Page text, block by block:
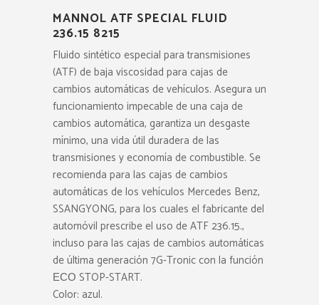
MANNOL ATF SPECIAL FLUID
236.15 8215
Fluido sintético especial para transmisiones
(ATF) de baja viscosidad para cajas de
cambios automáticas de vehículos. Asegura un
funcionamiento impecable de una caja de
cambios automática, garantiza un desgaste
mínimo, una vida útil duradera de las
transmisiones y economía de combustible. Se
recomienda para las cajas de cambios
automáticas de los vehículos Mercedes Benz,
SSANGYONG, para los cuales el fabricante del
automóvil prescribe el uso de ATF 236.15.,
incluso para las cajas de cambios automáticas
de última generación 7G-Tronic con la función
ЕСО STOP-START.
Color: azul.